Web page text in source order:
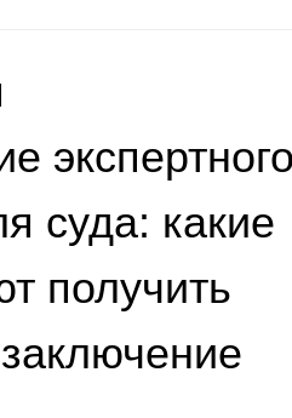
суда: какие
получить